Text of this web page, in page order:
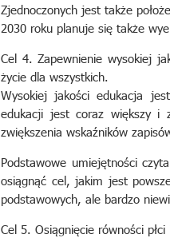
Zjednoczonych jest także
2030 roku planuje się także
Cel 4. Zapewnienie wysokiej
życie dla wszystkich.
Wysokiej jakości edukacja
edukacji jest coraz większy i
zwiększenia wskaźników
Podstawowe umiejętności
osiągnąć cel, jakim jest
podstawowych, ale bardzo
Cel 5. Osiągnięcie równości